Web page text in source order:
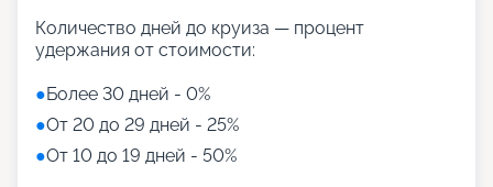
Количество дней до круиза — процент
удержания от стоимости:
●Более 30 дней - 0%
●От 20 до 29 дней - 25%
●От 10 до 19 дней - 50%